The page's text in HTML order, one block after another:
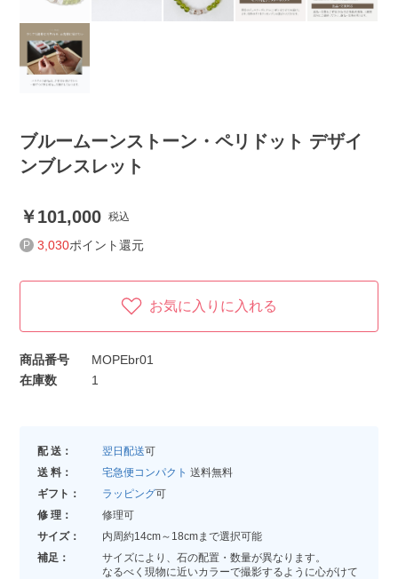
ブルームーンストーン・ペリドット デザイ
ンブレスレット
101,000 税込
3,030ポイント還元
お気に入りに入れる
商品番号
MOPEbr01
在庫数
1
配 送： 翌日配送可
送 料：
宅急便コンパクト 送料無料
ギフト：
ラッピング可
修 理：
修理可
サイズ：
内周約14cm～18cmまで選択可能
補足：
サイズにより、石の配置・数量が異なります。
なるべく現物に近いカラーで撮影するように心がけて